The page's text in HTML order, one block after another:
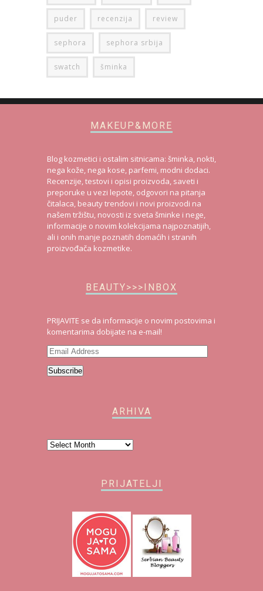
puder recenzija review
sephora sephora srbija
swatch šminka
MAKEUP&MORE
Blog kozmetici i ostalim sitnicama: šminka, nokti,
nega kože, nega kose, parfemi, modni dodaci.
Recenzije, testovi i opisi proizvoda, saveti i
preporuke u vezi lepote, odgovori na pitanja
čitalaca, beauty trendovi i novi proizvodi na
našem tržištu, novosti iz sveta šminke i nege,
informacije o novim kolekcijama najpoznatijih,
ali i onih manje poznatih domaćih i stranih
proizvođača kozmetike.
BEAUTY>>>INBOX
PRIJAVITE se da informacije o novim postovima i
komentarima dobijate na e-mail!
Email
Subscribe
ARHIVA
Arhiva
PRIJATELJI